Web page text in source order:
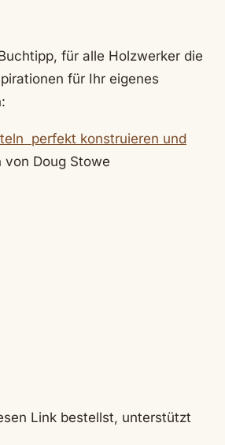
für alle Holzwerker die
für Ihr eigenes
perfekt konstruieren und
von Doug Stowe
Link bestellst, unterstützt